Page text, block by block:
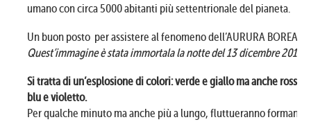
umano con circa 5000 abitanti più settentrionale del pianeta.
Un buon posto per assistere al fenomeno dell’AURURA BOREALE!
Quest’immagine è stata immortala la notte del 13 dicembre 2010
Si tratta di un’esplosione di colori: verde e giallo ma anche rosso,
blu e violetto.
Per qualche minuto ma anche più a lungo, fluttueranno formando